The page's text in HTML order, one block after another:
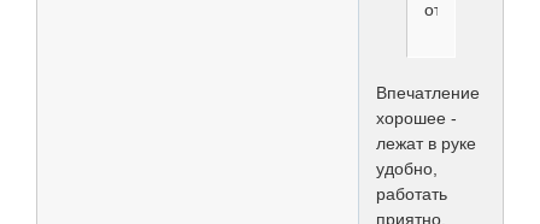
отзывы........
Впечатление
хорошее -
лежат в руке
удобно,
работать
приятно.